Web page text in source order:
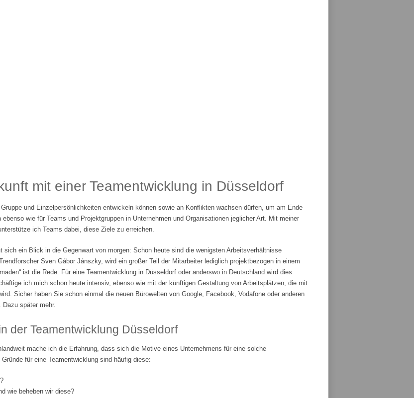
mit einer Teamentwicklung in Düsseldorf
und Einzelpersönlichkeiten entwickeln können sowie an Konflikten wachsen dürfen, um am Ende
wie für Teams und Projektgruppen in Unternehmen und Organisationen jeglicher Art. Mit meiner
ich Teams dabei, diese Ziele zu erreichen.
sich ein Blick in die Gegenwart von morgen: Schon heute sind die wenigsten Arbeitsverhältnisse
Sven Gábor Jánszky, wird ein großer Teil der Mitarbeiter lediglich projektbezogen in einem
ist die Rede. Für eine Teamentwicklung in Düsseldorf oder anderswo in Deutschland wird dies
ich mich schon heute intensiv, ebenso wie mit der künftigen Gestaltung von Arbeitsplätzen, die mit
Sicher haben Sie schon einmal die neuen Bürowelten von Google, Facebook, Vodafone oder anderen
Dazu später mehr.
der Teamentwicklung Düsseldorf
mache ich die Erfahrung, dass sich die Motive eines Unternehmens für eine solche
für eine Teamentwicklung sind häufig diese:
wie beheben wir diese?